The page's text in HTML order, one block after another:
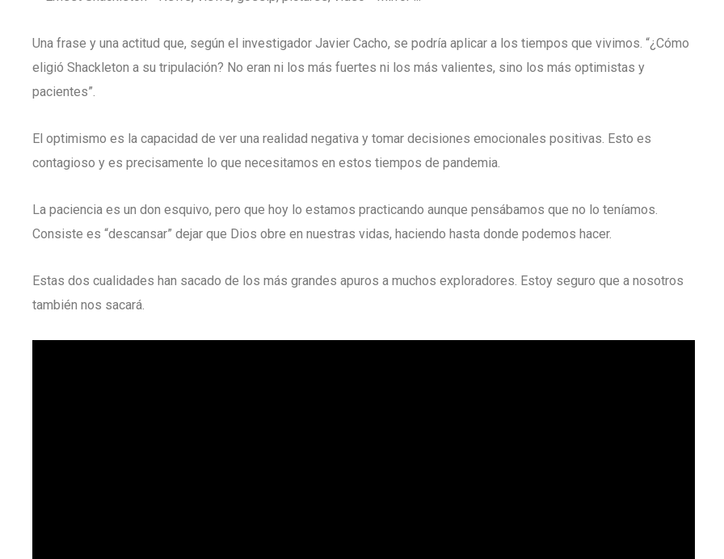
Una frase y una actitud que, según el investigador Javier Cacho, se podría aplicar a los tiempos que vivimos. “¿Cómo
eligió Shackleton a su tripulación? No eran ni los más fuertes ni los más valientes, sino los más optimistas y
pacientes”.
El optimismo es la capacidad de ver una realidad negativa y tomar decisiones emocionales positivas. Esto es
contagioso y es precisamente lo que necesitamos en estos tiempos de pandemia.
La paciencia es un don esquivo, pero que hoy lo estamos practicando aunque pensábamos que no lo teníamos.
Consiste es “descansar” dejar que Dios obre en nuestras vidas, haciendo hasta donde podemos hacer.
Estas dos cualidades han sacado de los más grandes apuros a muchos exploradores. Estoy seguro que a nosotros
también nos sacará.